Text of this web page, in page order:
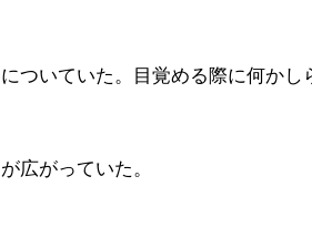
広がっていた。